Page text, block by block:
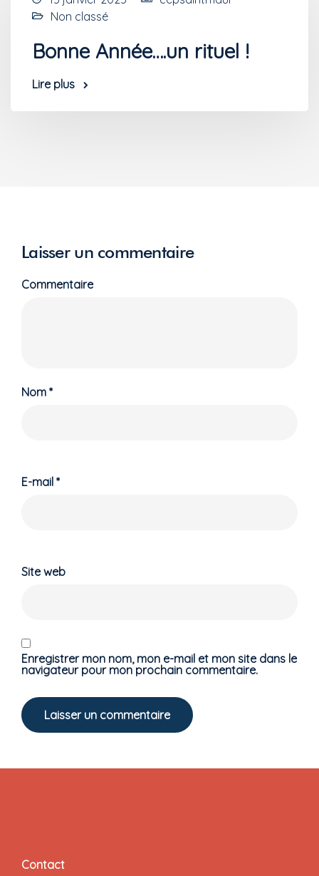
Non classé
Bonne Année….un rituel !
Lire plus
Laisser un commentaire
Commentaire
Nom *
E-mail *
Site web
Enregistrer mon nom, mon e-mail et mon site dans le
navigateur pour mon prochain commentaire.
Contact